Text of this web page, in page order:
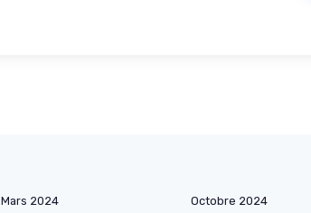
Mars 2024 Octobre 2024